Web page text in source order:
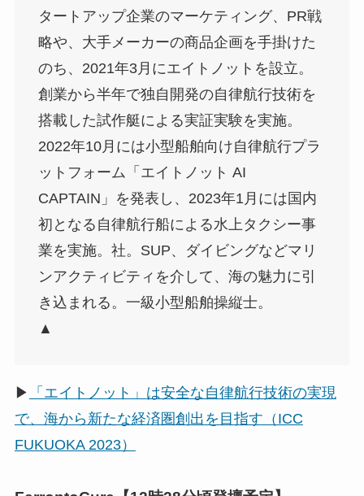
タートアップ企業のマーケティング、PR戦
略や、大手メーカーの商品企画を手掛けた
のち、2021年3月にエイトノットを設立。
創業から半年で独自開発の自律航行技術を
搭載した試作艇による実証実験を実施。
2022年10月には小型船舶向け自律航行プラ
ットフォーム「エイトノット AI
CAPTAIN」を発表し、2023年1月には国内
初となる自律航行船による水上タクシー事
業を実施。社。SUP、ダイビングなどマリ
ンアクティビティを介して、海の魅力に引
き込まれる。一級小型船舶操縦士。
▲
▶
「エイトノット」は安全な自律航行技術の実現
で、海から新たな経済圏創出を目指す（ICC
FUKUOKA 2023）